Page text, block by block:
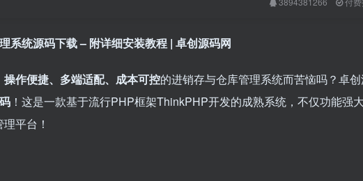
统源码下载 – 附详细安装教程 | 卓创源码网
操作便捷、多端适配、成本可控的进销存与仓库管理系统而苦恼吗？卓
！这是一款基于流行PHP框架ThinkPHP开发的成熟系统，不仅功能强
平台！